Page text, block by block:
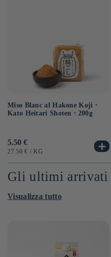
Miso Blanc al Hakone Koji ⋅
Kato Heitari Shoten ⋅ 200g
Prezzo
di
5.50 €
PREZZO
27.50 € / PER
KG
Gli ultimi arrivati
Visualizza tutto